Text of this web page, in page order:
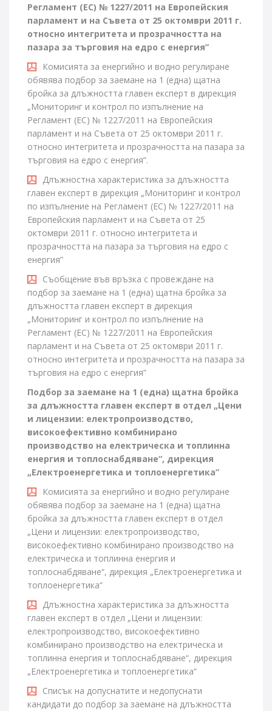
Регламент (ЕС) № 1227/2011 на Европейския
парламент и на Съвета от 25 октомври 2011 г.
относно интегритета и прозрачността на
пазара за търговия на едро с енергия”
Комисията за енергийно и водно регулиране
обявява подбор за заемане на 1 (една) щатна
бройка за длъжността главен експерт в дирекция
„Мониторинг и контрол по изпълнение на
Регламент (ЕС) № 1227/2011 на Европейския
парламент и на Съвета от 25 октомври 2011 г.
относно интегритета и прозрачността на пазара за
търговия на едро с енергия”.
Длъжностна характеристика за длъжността
главен експерт в дирекция „Мониторинг и контрол
по изпълнение на Регламент (ЕС) № 1227/2011 на
Европейския парламент и на Съвета от 25
октомври 2011 г. относно интегритета и
прозрачността на пазара за търговия на едро с
енергия”
Съобщение във връзка с провеждане на
подбор за заемане на 1 (една) щатна бройка за
длъжността главен експерт в дирекция
„Мониторинг и контрол по изпълнение на
Регламент (ЕС) № 1227/2011 на Европейския
парламент и на Съвета от 25 октомври 2011 г.
относно интегритета и прозрачността на пазара за
търговия на едро с енергия”
Подбор за заемане на 1 (една) щатна бройка
за длъжността главен експерт в отдел „Цени
и лицензии: електропроизводство,
високоефективно комбинирано
производство на електрическа и топлинна
енергия и топлоснабдяване“, дирекция
„Електроенергетика и топлоенергетика”
Комисията за енергийно и водно регулиране
обявява подбор за заемане на 1 (една) щатна
бройка за длъжността главен експерт в отдел
„Цени и лицензии: електропроизводство,
високоефективно комбинирано производство на
електрическа и топлинна енергия и
топлоснабдяване“, дирекция „Електроенергетика и
топлоенергетика“
Длъжностна характеристика за длъжността
главен експерт в отдел „Цени и лицензии:
електропроизводство, високоефективно
комбинирано производство на електрическа и
топлинна енергия и топлоснабдяване“, дирекция
„Електроенергетика и топлоенергетика“
Списък на допуснатите и недопуснати
кандидати до подбор за заемане на длъжността